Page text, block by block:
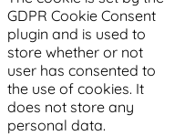
GDPR Cookie Consent
plugin and is used to
store whether or not
user has consented to
the use of cookies. It
does not store any
personal data.